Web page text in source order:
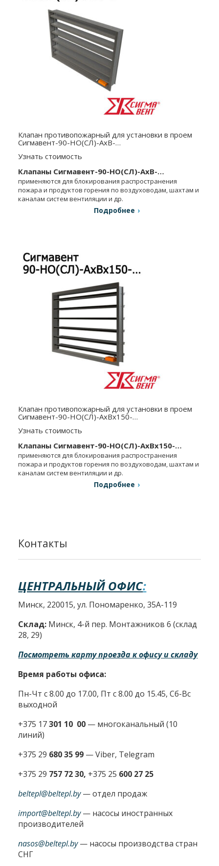
Клапан противопожарный для установки в проем
Сигмавент-90-НО(СЛ)-АхВ-…
Узнать стоимость
Клапаны Сигмавент-90-НО(СЛ)-АхВ-…
применяются для блокирования распространения
пожара и продуктов горения по воздуховодам, шахтам и
каналам систем вентиляции и др.
Подробнее
Клапан противопожарный для установки в проем
Сигмавент-90-НО(СЛ)-АхВx150-…
Узнать стоимость
Клапаны Сигмавент-90-НО(СЛ)-АхВx150-…
применяются для блокирования распространения
пожара и продуктов горения по воздуховодам, шахтам и
каналам систем вентиляции и др.
Подробнее
Контакты
ЦЕНТРАЛЬНЫЙ ОФИС:
Минск, 220015, ул. Пономаренко, 35А-119
Склад: Минск, 4-й пер. Монтажников 6 (склад
28, 29)
Посмотреть карту проезда к офису и складу
Время работы офиса:
Пн-Чт с 8.00 до 17.00, Пт с 8.00 до 15.45, Сб-Вс
выходной
+375 17301 10 00 — многоканальный (10
линий)
+375 29 680 35 99 — Viber, Telegram
+375 29 757 72 30, +375 25 600 27 25
beltepl@beltepl.by— отдел продаж
import@beltepl.by— насосы иностранных
производителей
nasos@beltepl.by— насосы производства стран
СНГ